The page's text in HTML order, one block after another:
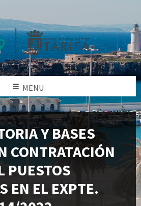
MENU
Y BASES
CONTRATACIÓN
PUESTOS
EN EL EXPTE.